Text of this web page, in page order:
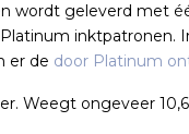
wordt geleverd met
inktpatronen.
er de door Platinum
Weegt ongeveer